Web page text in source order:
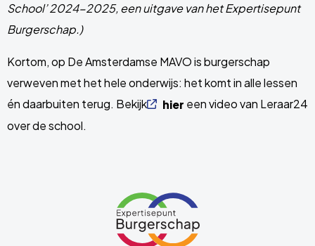
School’ 2024-2025, een uitgave van het Expertisepunt
Burgerschap.)
Kortom, op De Amsterdamse MAVO is burgerschap
verweven met het hele onderwijs: het komt in alle lessen
én daarbuiten terug. Bekijk
hier een video van Leraar24
over de school.